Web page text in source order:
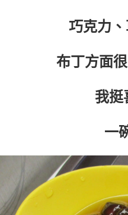
巧克力
布丁方面
我挺
一